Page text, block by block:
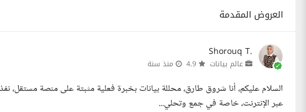
العروض المقدمة
Shorouq T.
عالم بيانات منذ سنة
عبر الإنترنت، خاصة في جمع وتحلي...